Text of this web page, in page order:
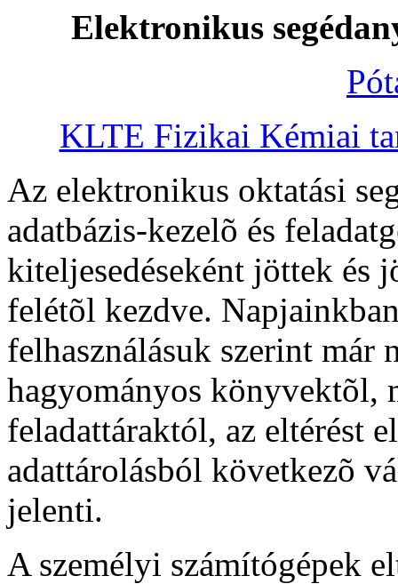
Elektronikus
KLTE Fizikai Kémiai
Az elektronikus oktatási
adatbázis-kezelõ és
kiteljesedéseként jöttek és
felétõl kezdve.
felhasználásuk szerint már
hagyományos könyvektõl,
feladattáraktól, az eltérést
adattárolásból következõ
jelenti.
A személyi számítógépek